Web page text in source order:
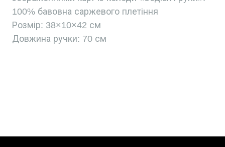
100% бавовна саржевого плетіння
Розмір: 38×10×42 см
Довжина ручки: 70 см